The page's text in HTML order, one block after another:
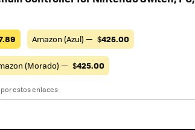
Amazon (Azul) — $425.00
(Morado) — $425.00
estos enlaces